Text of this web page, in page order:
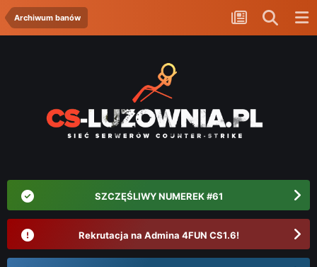
Archiwum banów
SZCZĘŚLIWY NUMEREK #61
Rekrutacja na Admina 4FUN CS1.6!